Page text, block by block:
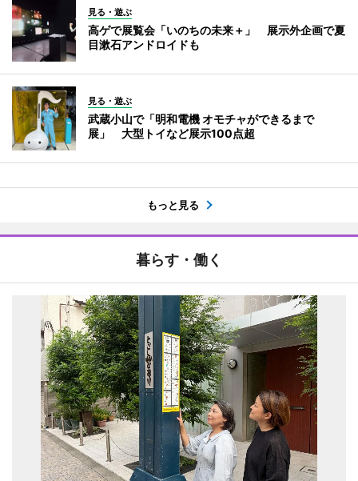
見る・遊ぶ
高ゲで展覧会「いのちの未来＋」 展示外企画で夏
目漱石アンドロイドも
見る・遊ぶ
武蔵小山で「明和電機 オモチャができるまで
展」 大型トイなど展示100点超
もっと見る
暮らす・働く